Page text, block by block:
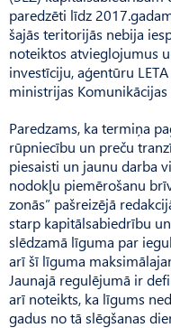
paredzēti līdz
šajās teritorijās nebija
noteiktos atvieglojumus
investīciju, aģentūru
ministrijas
Paredzams, ka termiņa
rūpniecību un preču
piesaisti un jaunu darba
nodokļu piemērošanu
zonās” pašreizējā
starp kapitālsabiedrību
slēdzamā līguma par
arī šī līguma
Jaunajā regulējumā ir
arī noteikts, ka līgums
gadus no tā slēgšanas